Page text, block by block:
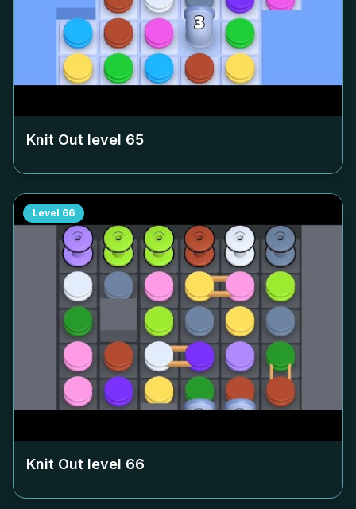
Knit Out level 65
Level 66
Knit Out level 66